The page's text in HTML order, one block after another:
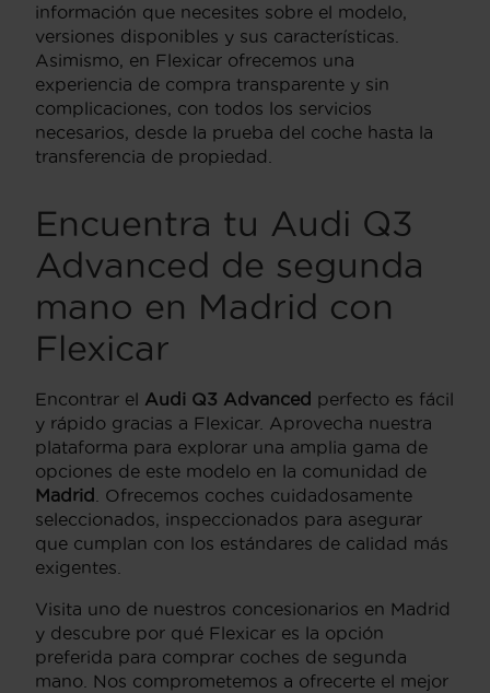
información que necesites sobre el modelo,
versiones disponibles y sus características.
Asimismo, en Flexicar ofrecemos una
experiencia de compra transparente y sin
complicaciones, con todos los servicios
necesarios, desde la prueba del coche hasta la
transferencia de propiedad.
Encuentra tu Audi Q3
Advanced de segunda
mano en Madrid con
Flexicar
Encontrar el Audi Q3 Advanced perfecto es fácil
y rápido gracias a Flexicar. Aprovecha nuestra
plataforma para explorar una amplia gama de
opciones de este modelo en la comunidad de
Madrid
. Ofrecemos coches cuidadosamente
seleccionados, inspeccionados para asegurar
que cumplan con los estándares de calidad más
exigentes.
Visita uno de nuestros concesionarios en Madrid
y descubre por qué Flexicar es la opción
preferida para comprar coches de segunda
mano. Nos comprometemos a ofrecerte el mejor